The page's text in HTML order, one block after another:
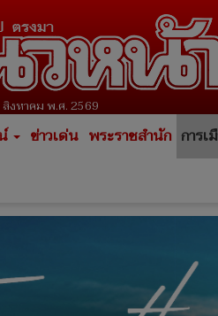
งหาคม พ.ศ. 2569
ข่าวเด่น พระราชสำนัก การเ